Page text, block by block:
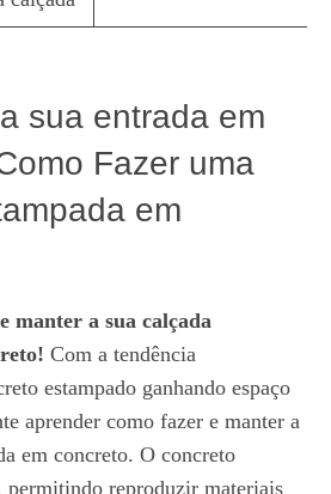
sua entrada em
Fazer uma
em
manter a sua calçada
Com a tendência
estampado ganhando espaço
aprender como fazer e manter a
em concreto. O concreto
permitindo reproduzir materiais